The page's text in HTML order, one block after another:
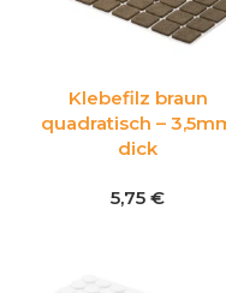
Klebefilz braun
quadratisch –
dick
5,75 €